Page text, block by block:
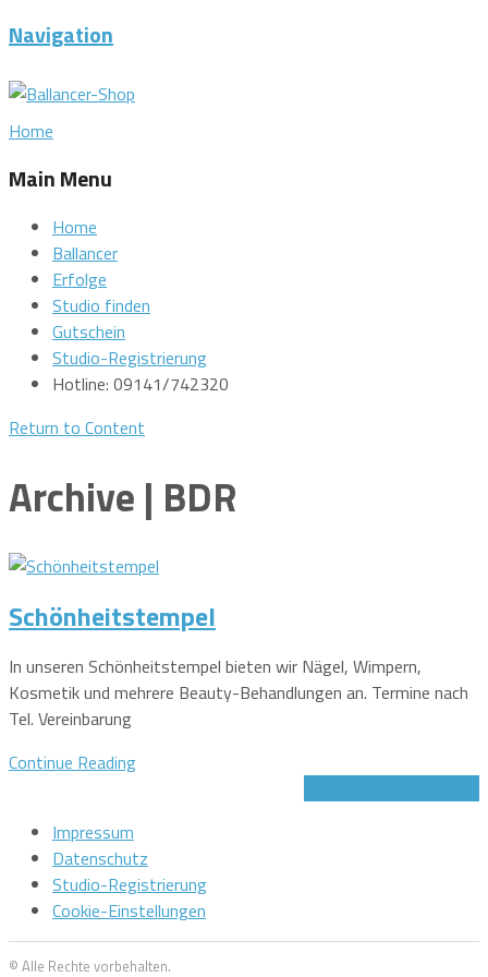
Navigation
Home
Main Menu
Home
Ballancer
Erfolge
Studio finden
Gutschein
Studio-Registrierung
Hotline: 09141/742320
Return to Content
Archive | BDR
Schönheitstempel
In unseren Schönheitstempel bieten wir Nägel, Wimpern,
Kosmetik und mehrere Beauty-Behandlungen an. Termine nach
Tel. Vereinbarung
Continue Reading
Impressum
Datenschutz
Studio-Registrierung
Cookie-Einstellungen
© Alle Rechte vorbehalten.